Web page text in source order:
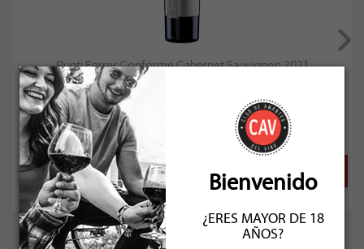
Punti Ferrer Conforme Cabernet Sauvignon 2021
Bienvenido
¿ERES MAYOR DE 18
AÑOS?